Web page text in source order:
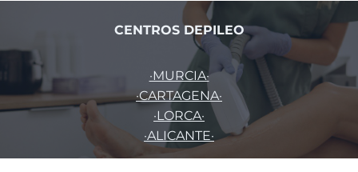
CENTROS DEPILEO
·MURCIA·
·CARTAGENA·
·LORCA·
·ALICANTE·